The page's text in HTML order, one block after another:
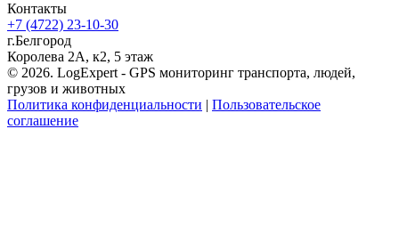
Контакты
+7 (4722) 23-10-30
г.Белгород
Королева 2А, к2, 5 этаж
© 2026. LogExpert - GPS мониторинг транспорта, людей,
грузов и животных
Политика конфиденциальности | Пользовательское
соглашение